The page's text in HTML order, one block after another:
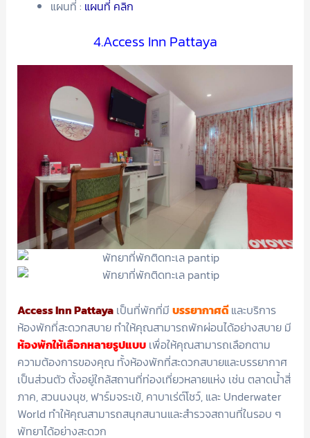
แผนที่ : แผนที่ คลิก
4.Access Inn Pattaya
Access Inn Pattayaเป็นที่พักที่มี บรรยากาศดีและบริการ
ห้องพักที่สะดวกสบาย ทำให้คุณสามารถพักผ่อนได้อย่างสบาย มี
ห้องพักให้เลือกหลายรูปแบบ เพื่อให้คุณสามารถเลือกตาม
ความต้องการของคุณ ทั้งห้องพักที่สะดวกสบายและบรรยากาศ
เป็นส่วนตัว ตั้งอยู่ใกล้สถานที่ท่องเที่ยวหลายแห่ง เช่น ตลาดน้ำสี่
ภาค, สวนนงนุช, ฟาร์มจระเข้, คาบาเร่ต์โชว์, และ Underwater
World ทำให้คุณสามารถสนุกสนานและสำรวจสถานที่ในรอบ ๆ
พัทยาได้อย่างสะดวก